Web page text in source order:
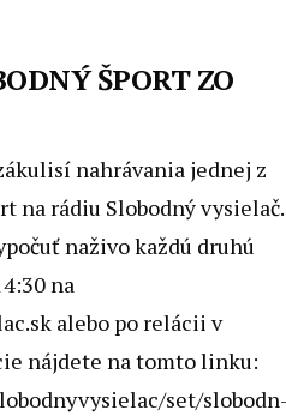
ŠPORT ZO
nahrávania jednej z
na rádiu Slobodný vysielač.
naživo každú druhú
na
alebo po relácii v
nájdete na tomto linku:
set/